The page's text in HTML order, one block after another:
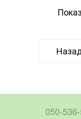
050-